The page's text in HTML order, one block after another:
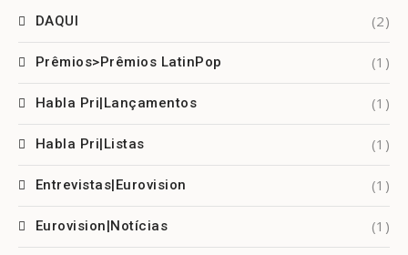
DAQUI (2)
Prêmios>Prêmios LatinPop (1)
Habla Pri|Lançamentos (1)
Habla Pri|Listas (1)
Entrevistas|Eurovision (1)
Eurovision|Notícias (1)